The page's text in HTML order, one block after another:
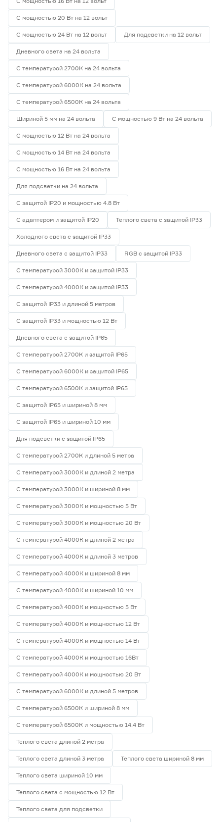
С мощностью 20 Вт на 12 вольт
С мощностью 24 Вт на 12 вольт Для подсветки на 12 вольт
Дневного света на 24 вольта
С температурой 2700К на 24 вольта
С температурой 6000К на 24 вольта
С температурой 6500К на 24 вольта
Шириной 5 мм на 24 вольта С мощностью 9 Вт на 24 вольта
С мощностью 12 Вт на 24 вольта
С мощностью 14 Вт на 24 вольта
С мощностью 16 Вт на 24 вольта
Для подсветки на 24 вольта
С защитой IP20 и мощностью 4.8 Вт
С адаптером и защитой IP20 Теплого света с защитой IP33
Холодного света с защитой IP33
Дневного света с защитой IP33 RGB с защитой IP33
С температурой 3000К и защитой IP33
С температурой 4000К и защитой IP33
С защитой IP33 и длиной 5 метров
С защитой IP33 и мощностью 12 Вт
Дневного света с защитой IP65
С температурой 2700К и защитой IP65
С температурой 6000К и защитой IP65
С температурой 6500К и защитой IP65
С защитой IP65 и шириной 8 мм
С защитой IP65 и шириной 10 мм
Для подсветки с защитой IP65
С температурой 2700К и длиной 5 метра
С температурой 3000К и длиной 2 метра
С температурой 3000К и шириной 8 мм
С температурой 3000К и мощностью 5 Вт
С температурой 3000К и мощностью 20 Вт
С температурой 4000К и длиной 2 метра
С температурой 4000К и длиной 3 метров
С температурой 4000К и шириной 8 мм
С температурой 4000К и шириной 10 мм
С температурой 4000К и мощностью 5 Вт
С температурой 4000К и мощностью 12 Вт
С температурой 4000К и мощностью 14 Вт
С температурой 4000К и мощностью 16Вт
С температурой 4000К и мощностью 20 Вт
С температурой 6000К и длиной 5 метров
С температурой 6500К и шириной 8 мм
С температурой 6500К и мощностью 14.4 Вт
Теплого света длиной 2 метра
Теплого света длиной 3 метра Теплого света шириной 8 мм
Теплого света шириной 10 мм
Теплого света с мощностью 12 Вт
Теплого света для подсветки